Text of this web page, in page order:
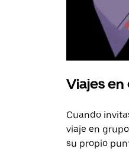
Viajes
Cuando
viaje en
su propio